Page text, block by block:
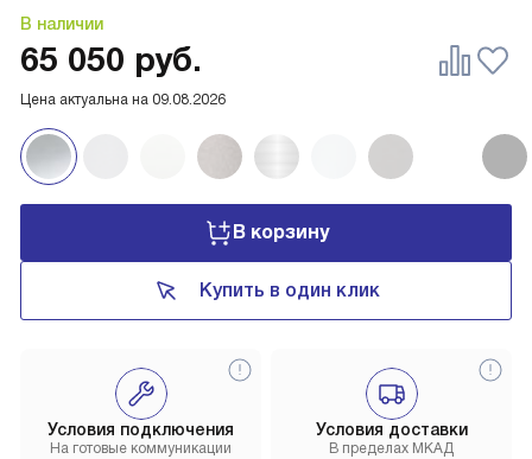
В наличии
Цена актуальна на 09.08.2026
65 050 руб.
В корзину
Купить в один клик
Условия доставки
В пределах МКАД
Условия подключения
На готовые коммуникации